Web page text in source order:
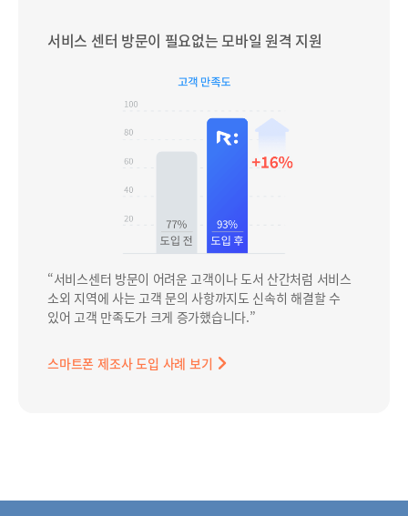
서비스 센터 방문이 필요없는 모바일 원격 지원
“서비스센터 방문이 어려운 고객이나 도서 산간처럼 서비스
소외 지역에 사는 고객 문의 사항까지도 신속히 해결할 수
있어 고객 만족도가 크게 증가했습니다.”
스마트폰 제조사 도입 사례 보기